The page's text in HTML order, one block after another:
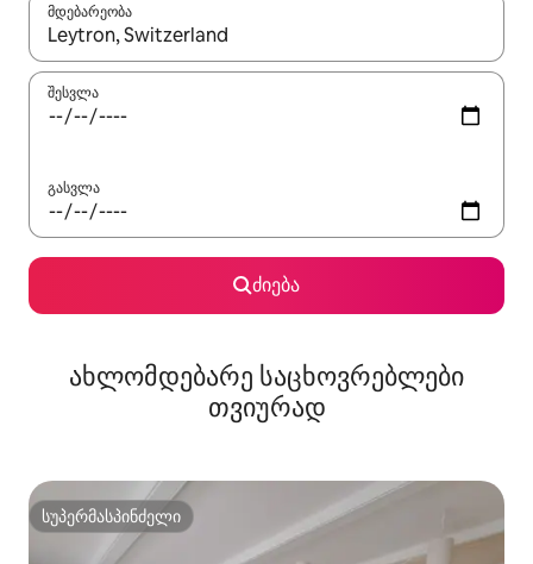
მდებარეობა
როცა შედეგები ხელმისაწვდომი გახდება, ნავიგაციისთვის
შესვლა
გასვლა
ძიება
ახლომდებარე საცხოვრებლები
თვიურად
სუპერმასპინძელი
სუპერმასპინძელი